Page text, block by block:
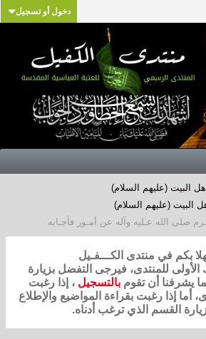
دخول أو تسجيل
البيت (عليهم السلام)
البيت (عليهم السلام)
صلى الله عـليه وآله عن أمـور فأجـابه
بكم في منتدى الكـــفـيل
الأولى للمنتدى، فيرجى التفضل بزيارة
يشرفنا أن تقوم بالتسجيل ، إذا رغبت
أما إذا رغبت بقراءة المواضيع والإطلاع
القسم الذي ترغب أدناه.